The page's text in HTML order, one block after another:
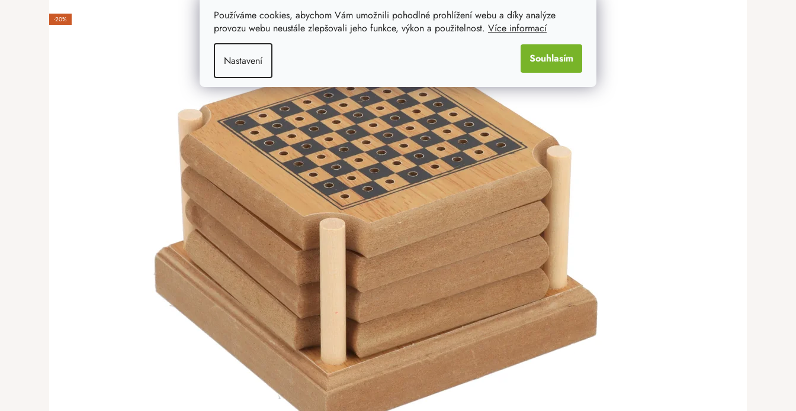
Používáme cookies, abychom Vám umožnili pohodlné prohlížení webu a díky analýze
provozu webu neustále zlepšovali jeho funkce, výkon a použitelnost. Více informací
Nastavení Souhlasím
-20%